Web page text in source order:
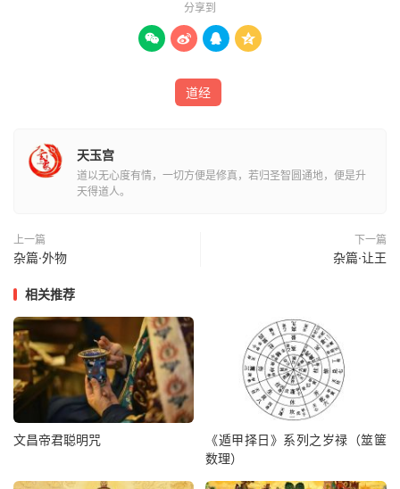
莫知其所始，若之何其有命也？有以相应也，若之何其无鬼
邪？无以 相应也，若之何其有鬼邪？”
众罔两问于景曰：“若向也俯而今也仰，向也括撮而今也被
发；向 也坐而今也起；向也行而今也止：何也？”景曰：“搜
也，似之而非也。火与日 ，吾屯也；阴与夜，吾代也。
彼，吾所以有待邪，而况乎以无有待者 乎！彼来则我与之
来，彼往则我与之往，彼强阳则我与之强阳。强阳 者，又
阳子居南之沛，老聃西游于秦。邀于郊，至于梁而遇老子。
老子中 道仰天而叹曰：“始以汝为可教，今不可也。”阳子居
不答。至舍， 进盥漱巾栉，脱屦户外，膝行而前，曰：“向
者弟子欲请夫子，夫子 行不闲，是以不敢；今闲矣，请问
其故。”老子曰：“而睢睢盱盱， 而谁与居！大白若辱，盛德
若不足。”阳子居蹴然变容曰：“敬闻命 矣！”其往也，舍者
迎将其家，公执席，妻执巾栉，舍者避席，炀者 避灶。其
反也，舍者与之争席矣！
分享到
   
道经
天玉宫
道以无心度有情，一切方便是修真，若归圣智圆通地，便是升
天得道人。
上一篇
杂篇·外物
下一篇
杂篇·让王
相关推荐
文昌帝君聪明咒
《遁甲择日》系列之岁禄（筮箧
数理）